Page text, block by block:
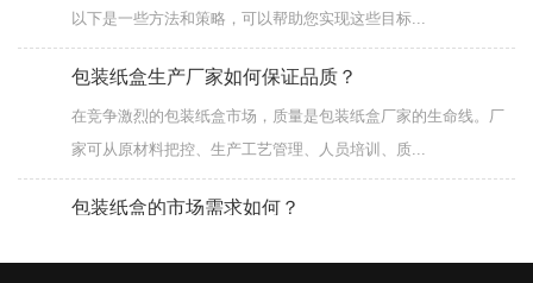
多元化的特点，以下是相关介绍： 从行业整体规...